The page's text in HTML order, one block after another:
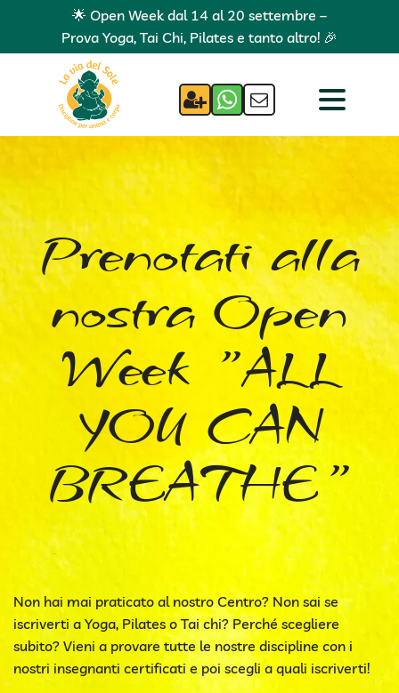
🌟 Open Week dal 14 al 20 settembre –
Prova Yoga, Tai Chi, Pilates e tanto altro! 🎉
Prenotati alla
nostra Open
Week "ALL
YOU CAN
BREATHE"
Non hai mai praticato al nostro Centro? Non sai se
iscriverti a Yoga, Pilates o Tai chi? Perché scegliere
subito? Vieni a provare tutte le nostre discipline con i
nostri insegnanti certificati e poi scegli a quali iscriverti!